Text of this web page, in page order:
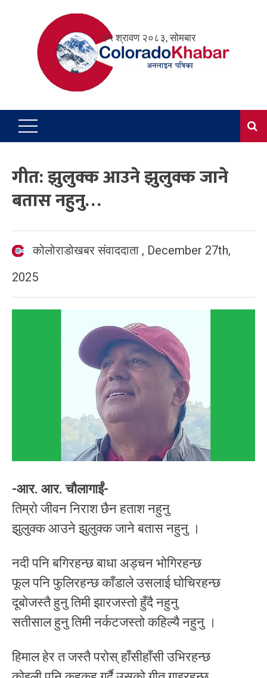
२५ श्रावण २०८३, सोमबार
गीत: झुलुक्क आउने झुलुक्क जाने
बतास नहुनु…
कोलोराडोखबर संवाददाता , December 27th,
2025
-आर. आर. चौलागाईं-
तिम्रो जीवन निराश छैन हताश नहुनु
झुलुक्क आउने झुलुक्क जाने बतास नहुनु ।
नदी पनि बगिरहन्छ बाधा अड्चन भोगिरहन्छ
फूल पनि फुलिरहन्छ काँडाले उसलाई घोचिरहन्छ
दूबोजस्तै हुनु तिमी झारजस्तो हुँदै नहुनु
सतीसाल हुनु तिमी नर्कटजस्तो कहिल्यै नहुनु ।
हिमाल हेर त जस्तै परोस् हाँसीहाँसी उभिरहन्छ